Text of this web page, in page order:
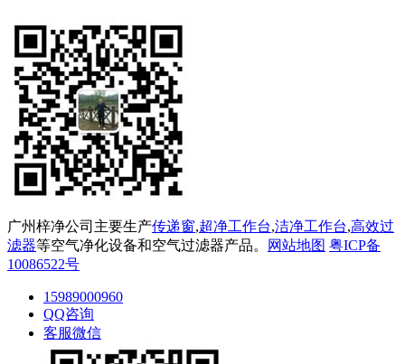
广州梓净公司主要生产传递窗,超净工作台,洁净工作台,高效过
滤器等空气净化设备和空气过滤器产品。 网站地图 粤ICP备
10086522号
15989000960
QQ咨询
客服微信